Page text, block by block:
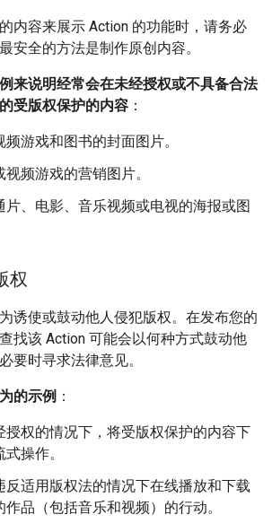
内容来展示 Action 的功能时，请务必
安全的方法是制作原创内容。
来说明经常会在未经授权或不具备合法
受版权保护的内容 ：
游戏和图书的封面图片。
频游戏的营销图片。
片、电影、音乐视频或电视的海报或图
权
诱使或鼓动他人侵犯版权。在发布您的
找该 Action 可能会以何种方式鼓动他
要时寻求法律意见。
的示例 ：
授权的情况下，将受版权保护的内容下
操作。
反适用版权法的情况下在线播放和下载
品（包括音乐和视频）的行动。